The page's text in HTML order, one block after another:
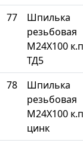
77
Шпилька
резьбовая
М24Х100
ТД5
78
Шпилька
резьбовая
М24Х100
цинк